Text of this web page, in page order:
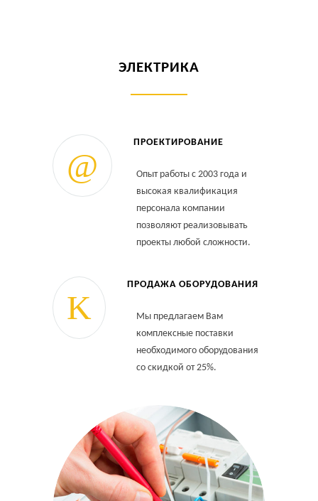
ЭЛЕКТРИКА
ПРОЕКТИРОВАНИЕ
Опыт работы с 2003 года и
высокая квалификация
персонала компании
позволяют реализовывать
проекты любой сложности.
ПРОДАЖА ОБОРУДОВАНИЯ
Мы предлагаем Вам
комплексные поставки
необходимого оборудования
со скидкой от 25%.